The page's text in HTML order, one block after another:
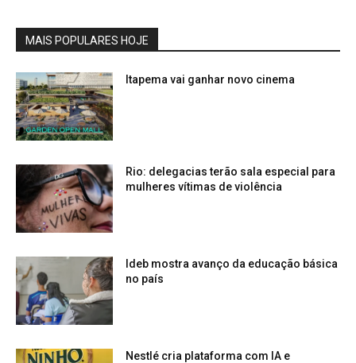
MAIS POPULARES HOJE
Itapema vai ganhar novo cinema
Rio: delegacias terão sala especial para
mulheres vítimas de violência
Ideb mostra avanço da educação básica
no país
Nestlé cria plataforma com IA e